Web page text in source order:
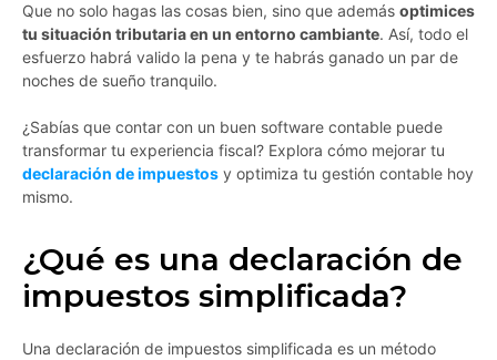
Que no solo hagas las cosas bien, sino que además optimices
tu situación tributaria en un entorno cambiante. Así, todo el
esfuerzo habrá valido la pena y te habrás ganado un par de
noches de sueño tranquilo.
¿Sabías que contar con un buen software contable puede
transformar tu experiencia fiscal? Explora cómo mejorar tu
declaración de impuestos y optimiza tu gestión contable hoy
mismo.
¿Qué es una declaración de
impuestos simplificada?
Una declaración de impuestos simplificada es un método